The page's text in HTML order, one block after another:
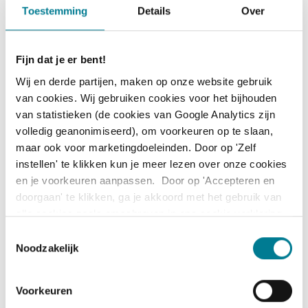
Toestemming Details Over
Fijn dat je er bent!
Wij en derde partijen, maken op onze website gebruik
van cookies. Wij gebruiken cookies voor het bijhouden
van statistieken (de cookies van Google Analytics zijn
volledig geanonimiseerd), om voorkeuren op te slaan,
maar ook voor marketingdoeleinden. Door op 'Zelf
instellen' te klikken kun je meer lezen over onze cookies
en je voorkeuren aanpassen. Door op 'Accepteren en
doorgaan' te klikken, ga je akkoord met het gebruik van
alle cookies zoals omschreven in ons cookie verklaring
Noodzakelijk
Voorkeuren
schrijven met AI voor Communicatieprofessionals
Dit blog is eerder gepubliceerd op de website van
Superscript.